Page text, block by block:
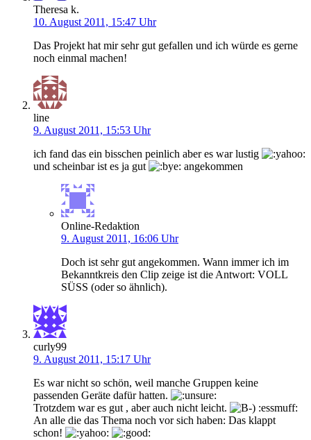
Theresa k.
10. August 2011, 15:47 Uhr
Das Projekt hat mir sehr gut gefallen und ich würde es gerne
noch einmal machen!
line
9. August 2011, 15:53 Uhr
ich fand das ein bisschen peinlich aber es war lustig
und scheinbar ist es ja gut
angekommen
Online-Redaktion
9. August 2011, 16:06 Uhr
Doch ist sehr gut angekommen. Wann immer ich im
Bekanntkreis den Clip zeige ist die Antwort: VOLL
SÜSS (oder so ähnlich).
curly99
9. August 2011, 15:17 Uhr
Es war nicht so schön, weil manche Gruppen keine
passenden Geräte dafür hatten.
Trotzdem war es gut , aber auch nicht leicht.
:essmuff:
An alle die das Thema noch vor sich haben: Das klappt
schon!